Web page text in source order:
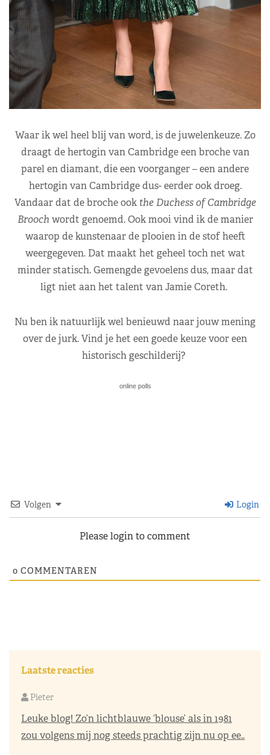
Waar ik wel heel blij van word, is de juwelenkeuze. Zo
draagt de hertogin van Cambridge een broche van
parel en diamant, die een voorganger – een andere
hertogin van Cambridge dus- eerder ook droeg.
Vandaar dat de broche ookthe Duchess of Cambridge
Brooch wordt genoemd. Ook mooi vind ik de manier
waarop de kunstenaar de plooien in de stof heeft
weergegeven. Dat maakt het geheel toch net wat
minder statisch. Gemengde gevoelens dus, maar dat
ligt niet aan het talent van Jamie Coreth.
Nu ben ik natuurlijk wel benieuwd naar jouw mening
over de jurk. Vind je het een goede keuze voor een
historisch geschilderij?
online polls
Volgen Login
Please login to comment
0 COMMENTAREN
Laatste reacties
Pieter
Leuke blog! Zo’n lichtblauwe ‘blouse’ als in 1981
zou volgens mij nog steeds prachtig zijn nu op ee..